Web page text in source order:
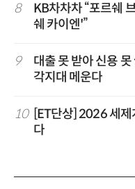
8
KB차차차 “포르쉐
쉐 카이엔'”
9
대출 못 받아 신용
각지대 메운다
10
[ET단상] 2026 세
다